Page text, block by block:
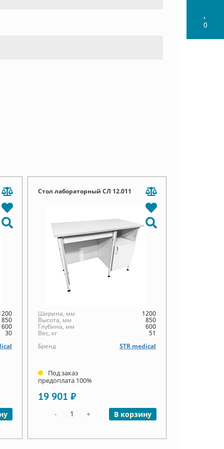
850
600
30
Стол лабораторный СЛ 12.011
Ширина, мм 1200
Высота, мм 850
Глубина, мм 600
Вес, кг
51
Бренд
STR medical
Под заказ
предоплата 100%
19 901 ₽
- + В корзину
0